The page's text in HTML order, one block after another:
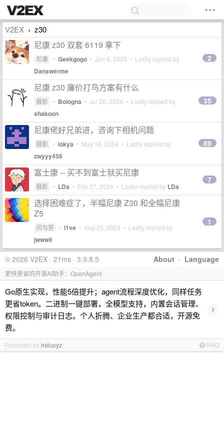
V2EX › z30
尼康 z30 双套 6119 拿下
尼康 • Geekgogo • Jun 6, 2025 • Lastly replied by
Danswerme
2
尼康 z30 廉价打鸟方案有什么
摄影 • Bologna • Jul 26, 2024 • Lastly replied by
shakoon
35
尼康佬好兄弟进，咨询下相机问题
摄影 • lokya • May 16, 2024 • Lastly replied by
zwyyy456
89
富士康 -- 买不到富士就买尼康
摄影 • LDa • Feb 27, 2024 • Lastly replied by LDa
7
选择困难症了，半幅尼康 Z30 和全幅尼康
Z5
问与答 • l1ve • Aug 25, 2023 • Lastly replied by
jwwwii
1
About · Language
© 2026 V2EX · 21ms · 3.9.8.5
更快更省的开源AI助手：OpenAgent
Go原生实现，性能5倍提升；agent流程深度优化，同样任务
更省token。二进制一键部署，全模型支持，内置会话管理、
权限控制与审计日志。个人折腾、企业生产都合适，开源免
费。
›
Promoted by hsluoyz PRO